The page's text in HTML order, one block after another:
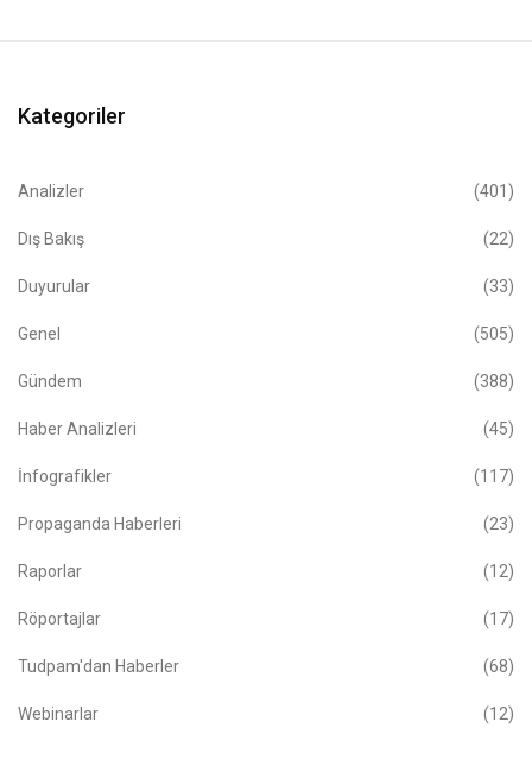
Kategoriler
Analizler (401)
Dış Bakış (22)
Duyurular (33)
Genel (505)
Gündem (388)
Haber Analizleri (45)
İnfografikler (117)
Propaganda Haberleri (23)
Raporlar (12)
Röportajlar (17)
Tudpam'dan Haberler (68)
Webinarlar (12)